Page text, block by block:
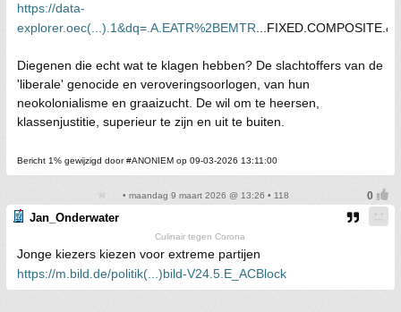
https://data-
explorer.oec(...).1&dq=.A.EATR%2BEMTR
Diegenen die echt wat te klagen hebben? De slachtoffers van de
'liberale' genocide en veroveringsoorlogen, van hun
neokolonialisme en graaizucht. De wil om te heersen,
klassenjustitie, superieur te zijn en uit te buiten.
Bericht 1% gewijzigd door #ANONIEM op 09-03-2026 13:11:00
• maandag 9 maart 2026 @ 13:26 • 118
Jan_Onderwater
Culinair tegen Corona
Jonge kiezers kiezen voor extreme partijen
https://m.bild.de/politik(...)bild-V24.5.E_ACBlock